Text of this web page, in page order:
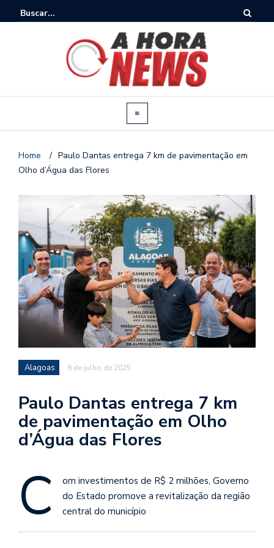
Home / Paulo Dantas entrega 7 km de pavimentação em
Olho d’Água das Flores
Alagoas 8 de julho de 2025
Paulo Dantas entrega 7 km
de pavimentação em Olho
d’Água das Flores
C
om investimentos de R$ 2 milhões, Governo
do Estado promove a revitalização da região
central do município